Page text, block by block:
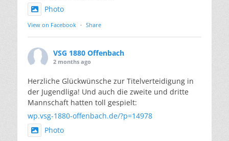
Photo
View on Facebook · Share
VSG 1880 Offenbach
2 months ago
Herzliche Glückwünsche zur Titelverteidigung in
der Jugendliga! Und auch die zweite und dritte
Mannschaft hatten toll gespielt:
wp.vsg-1880-offenbach.de/?p=14978
Photo